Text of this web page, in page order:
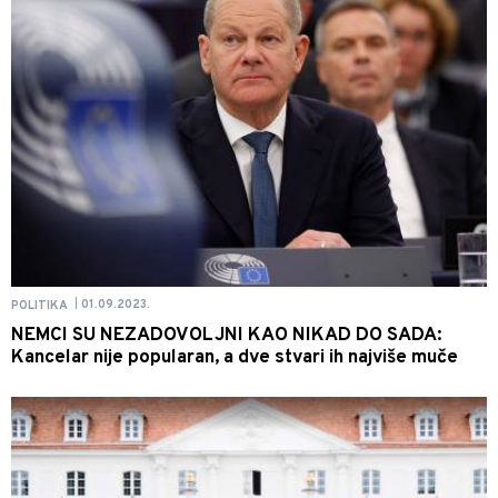
POLITIKA 01.09.2023.
NEMCI SU NEZADOVOLJNI KAO NIKAD DO SADA:
Kancelar nije popularan, a dve stvari ih najviše muče